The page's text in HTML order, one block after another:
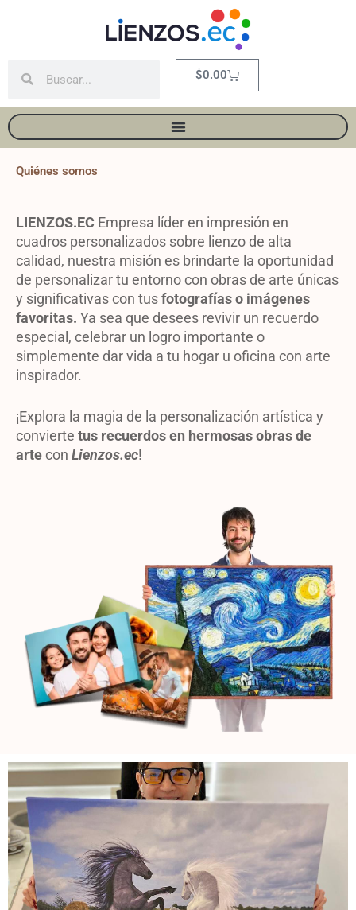
$0.00Carrito
Quiénes somos
LIENZOS.EC Empresa líder en impresión en
cuadros personalizados sobre lienzo de alta
calidad, nuestra misión es brindarte la oportunidad
de personalizar tu entorno con obras de arte únicas
y significativas con tusfotografías o imágenes
favoritas. Ya sea que desees revivir un recuerdo
especial, celebrar un logro importante o
simplemente dar vida a tu hogar u oficina con arte
inspirador.
¡Explora la magia de la personalización artística y
convierte tus recuerdos en hermosas obras de
artecon Lienzos.ec!